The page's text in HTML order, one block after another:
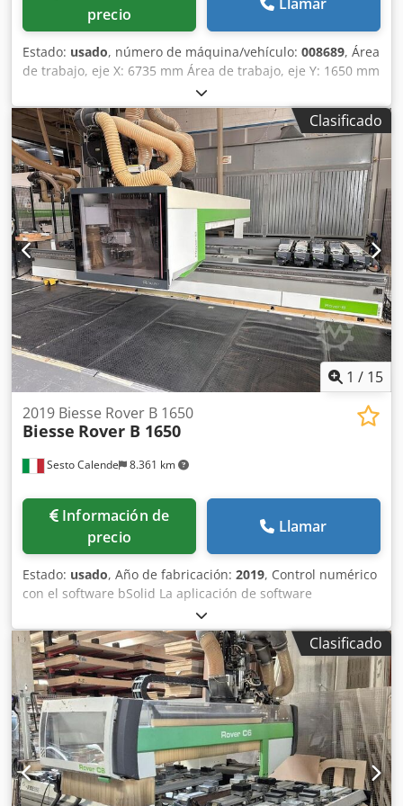
opcional) Equipamiento adicional • Lector manual de
códigos de barras láser (no apto para códigos 2D/QR)
precio
Estado: usado, número de máquina/vehículo: 008689, Área
de trabajo, eje X: 6735 mm Área de trabajo, eje Y: 1650 mm
Superficie de trabajo: con soportes de vacío
Credpfxeznuxbs Agfsf Potencia del husillo principal: 13,2
kW Número de ejes controlados: 4 ejes Altura máxima del
borde: 65 mm Número de husillos de perforación: 30
Número de posiciones para herramientas: 22
Clasificado
1 / 15
Sesto Calende 8.361 km
2019 Biesse Rover B 1650
Biesse Rover B 1650
Información de
precio
Llamar
Estado: usado, Año de fabricación: 2019, Control numérico
con el software bSolid La aplicación de software
multidocumento en entorno Windows permite la el diseño
del producto terminado, la definición de sus procesos, la
definición del plan de trabajo, la Simulación de las
operaciones de mecanizado de la pieza sobre el modelo
3D de la máquina y generación de los programas de
máquina necesarios. bSolid - Mecanizado de 3 ejes bSolid
- Módulo de mecanizado de 5 ejes para el mecanizado de
superficies con unidades de 5 ejes y movimientos de
interpolación en Los 5 ejes disponibles (X, Y, Z, C, B). El
módulo incluye los siguientes comandos: · Asignación a
superficies Operaciones de desbaste y acabado
Clasificado